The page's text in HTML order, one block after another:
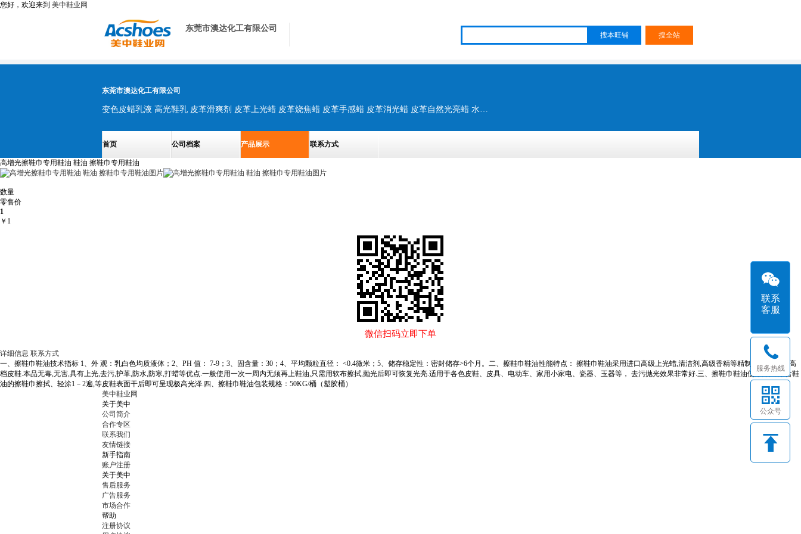
您好，欢迎来到 美中鞋业网
东莞市澳达化工有限公司
东莞市澳达化工有限公司
变色皮蜡乳液 高光鞋乳 皮革滑爽剂 皮革上光蜡 皮革烧焦蜡 皮革手感蜡 皮革消光蜡 皮革自然光亮蜡 水性增艳剂 鞋乳 油性增艳剂 中光鞋乳
首页 公司档案 产品展示 联系方式
高增光擦鞋巾专用鞋油 鞋油 擦鞋巾专用鞋油
数量
零售价
1
￥ 1
微信扫码立即下单
详细信息 联系方式
一、擦鞋巾鞋油技术指标 1、外 观：乳白色均质液体；2、PH 值： 7-9；3、固含量：30；4、平均颗粒直径： <0.4微米；5、储存稳定性：密封储存>6个月。二、擦鞋巾鞋油性能特点： 擦鞋巾鞋油采用进口高级上光蜡,清洁剂,高级香精等精制而成,适合中高
档皮鞋.本品无毒,无害,具有上光,去污,护革,防水,防寒,打蜡等优点.一般使用一次一周内无须再上鞋油,只需用软布擦拭,抛光后即可恢复光亮.适用于各色皮鞋、皮具、电动车、家用小家电、瓷器、玉器等， 去污抛光效果非常好.三、擦鞋巾鞋油使用方法:用含鞋
油的擦鞋巾擦拭、轻涂1－2遍,等皮鞋表面干后即可呈现极高光泽.四、擦鞋巾鞋油包装规格：50KG/桶（塑胶桶）
美中鞋业网
关于美中
公司简介
合作专区
联系我们
友情链接
新手指南
账户注册
关于美中
售后服务
广告服务
市场合作
帮助
注册协议
联系
客服
服务热线
公众号